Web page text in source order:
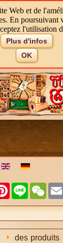
Web et de
En poursuivant
l'utilisation
Plus d'infos
OK
Pinterest
Line
des produits